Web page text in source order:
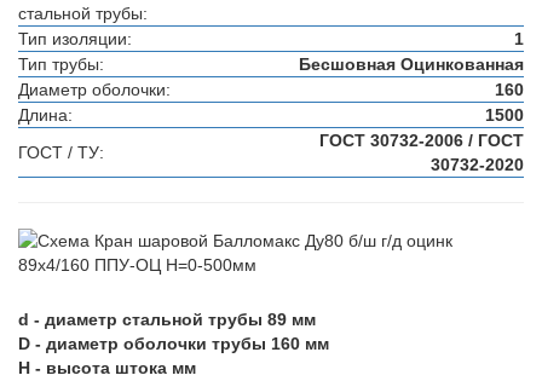
стальной трубы:
Тип изоляции:
1
Тип трубы:
Бесшовная Оцинкованная
Диаметр оболочки:
160
Длина:
1500
ГОСТ / ТУ:
ГОСТ 30732-2006 / ГОСТ
30732-2020
d - диаметр стальной трубы 89 мм
D - диаметр оболочки трубы 160 мм
H - высота штока мм